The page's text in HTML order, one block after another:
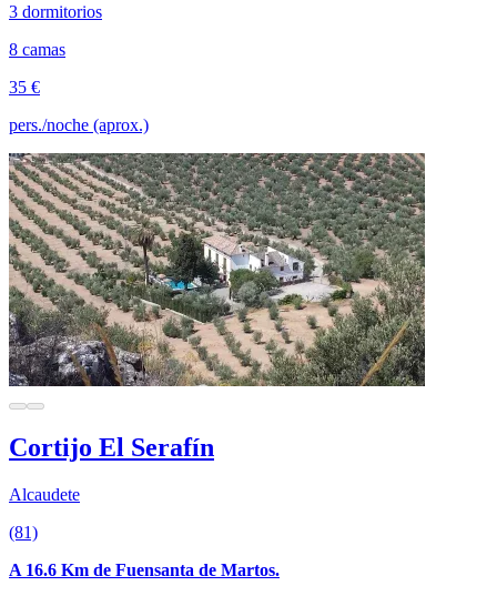
3 dormitorios
8 camas
35 €
pers./noche (aprox.)
Cortijo El Serafín
Alcaudete
(81)
A 16.6 Km de Fuensanta de Martos.